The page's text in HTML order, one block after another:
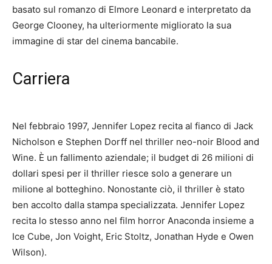
basato sul romanzo di Elmore Leonard e interpretato da
George Clooney, ha ulteriormente migliorato la sua
immagine di star del cinema bancabile.
Carriera
Nel febbraio 1997, Jennifer Lopez recita al fianco di Jack
Nicholson e Stephen Dorff nel thriller neo-noir Blood and
Wine. È un fallimento aziendale; il budget di 26 milioni di
dollari spesi per il thriller riesce solo a generare un
milione al botteghino. Nonostante ciò, il thriller è stato
ben accolto dalla stampa specializzata. Jennifer Lopez
recita lo stesso anno nel film horror Anaconda insieme a
Ice Cube, Jon Voight, Eric Stoltz, Jonathan Hyde e Owen
Wilson).